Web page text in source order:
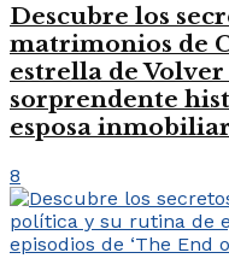
Descubre los
matrimonios de
estrella de
sorprendente
esposa
8